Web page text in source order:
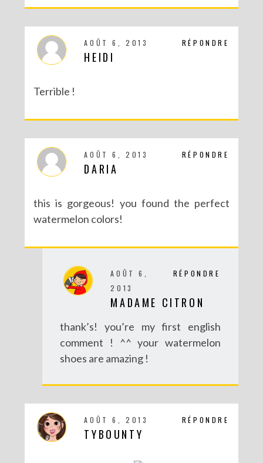
RÉPONDRE
AOÛT 6, 2013
HEIDI
Terrible !
RÉPONDRE
AOÛT 6, 2013
DARIA
this is gorgeous! you found the perfect
watermelon colors!
RÉPONDRE
AOÛT 6,
2013
MADAME CITRON
thank’s! you’re my first english
comment ! ^^ your watermelon
shoes are amazing !
RÉPONDRE
AOÛT 6, 2013
TYBOUNTY